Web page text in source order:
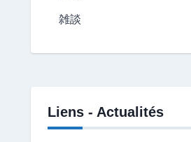
雑談
Liens - Actualités